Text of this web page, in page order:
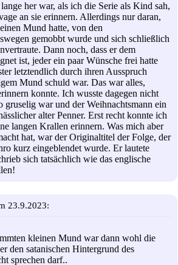
her war, als ich die Serie als Kind sah,
an sie erinnern. Allerdings nur daran,
Mund hatte, von den
gemobbt wurde und sich schließlich
Dann noch, dass er dem
ist, jeder ein paar Wünsche frei hatte
letztendlich durch ihren Ausspruch
Mund schuld war. Das war alles,
konnte. Ich wusste dagegen nicht
gruselig war und der Weihnachtsmann ein
alter Penner. Erst recht konnte ich
langen Krallen erinnern. Was mich aber
hat, war der Originaltitel der Folge, der
kurz eingeblendet wurde. Er lautete
sich tatsächlich wie das englische
23.9.2023:
kleinen Mund war dann wohl die
den satanischen Hintergrund des
sprechen darf..